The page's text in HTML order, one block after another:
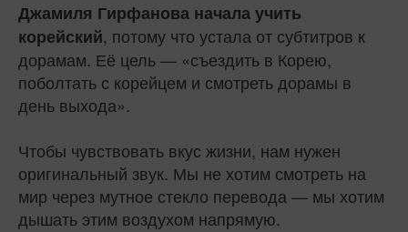
Джамиля Гирфанова начала учить
корейский, потому что устала от субтитров к
дорамам. Её цель — «съездить в Корею,
поболтать с корейцем и смотреть дорамы в
день выхода».
Чтобы чувствовать вкус жизни, нам нужен
оригинальный звук. Мы не хотим смотреть на
мир через мутное стекло перевода — мы хотим
дышать этим воздухом напрямую.